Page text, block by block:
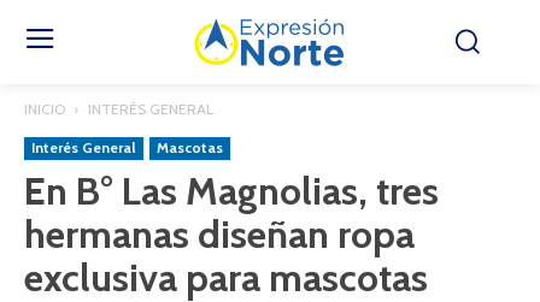
INICIO INTERÉS GENERAL
Interés General Mascotas
En B° Las Magnolias, tres
hermanas diseñan ropa
exclusiva para mascotas